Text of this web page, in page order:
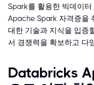
Spark를 활용한 빅데이
Apache Spark 자격증을
대한 기술과 지식을 입증
서 경쟁력을 확보하고 다
Databricks